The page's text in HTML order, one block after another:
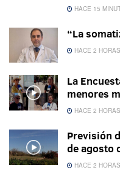
HACE 15
“La
HACE 2 HORAS
La
menores
HACE 2 HORAS
Previsión
de agosto
HACE 2 HORAS